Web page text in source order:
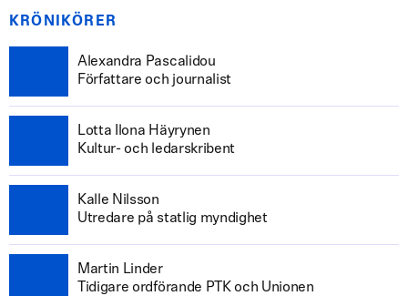
KRÖNIKÖRER
Alexandra Pascalidou
Författare och journalist
Lotta Ilona Häyrynen
Kultur- och ledarskribent
Kalle Nilsson
Utredare på statlig myndighet
Martin Linder
Tidigare ordförande PTK och Unionen